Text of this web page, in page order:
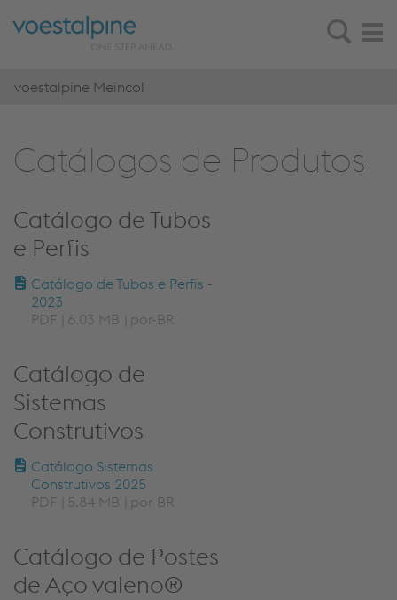
voestalpine Meincol
Catálogos de Produtos
Catálogo de Tubos
e Perfis
Catálogo de Tubos e Perfis -
2023
PDF
6.03 MB por-BR
Catálogo de
Sistemas
Construtivos
Catálogo Sistemas
Construtivos 2025
PDF
5.84 MB por-BR
Catálogo de Postes
de Aço valeno®